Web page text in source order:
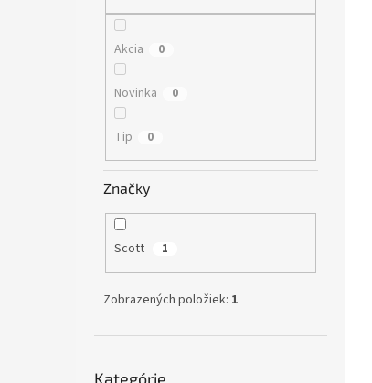
Akcia 0
Novinka 0
Tip 0
Značky
Scott 1
Zobrazených položiek: 1
kategórie
Kategórie